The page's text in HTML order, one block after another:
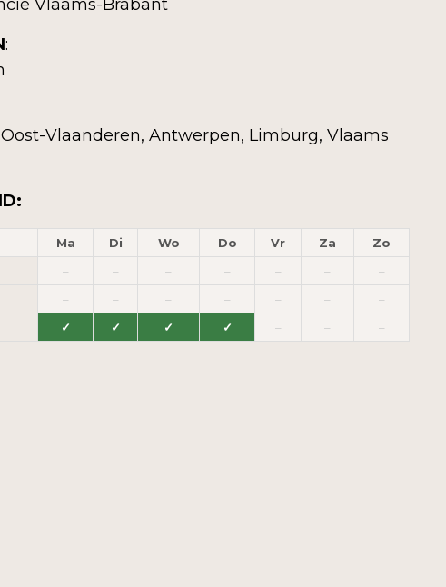
Vlaams-Brabant
:
Vlaanderen, Antwerpen, Limburg, Vlaams
Ma Di Wo Do Vr Za
Zo
– – – – – –
–
– – – – – –
–
✓ ✓ ✓ ✓ – – –